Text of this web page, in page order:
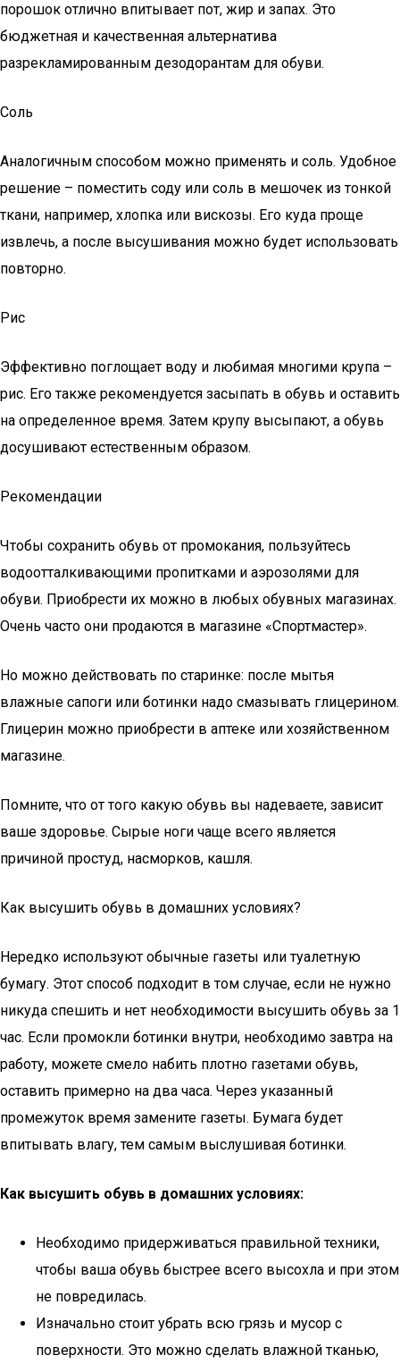
порошок отлично впитывает пот, жир и запах. Это
бюджетная и качественная альтернатива
разрекламированным дезодорантам для обуви.
Соль
Аналогичным способом можно применять и соль. Удобное
решение – поместить соду или соль в мешочек из тонкой
ткани, например, хлопка или вискозы. Его куда проще
извлечь, а после высушивания можно будет использовать
повторно.
Рис
Эффективно поглощает воду и любимая многими крупа –
рис. Его также рекомендуется засыпать в обувь и оставить
на определенное время. Затем крупу высыпают, а обувь
досушивают естественным образом.
Рекомендации
Чтобы сохранить обувь от промокания, пользуйтесь
водоотталкивающими пропитками и аэрозолями для
обуви. Приобрести их можно в любых обувных магазинах.
Очень часто они продаются в магазине «Спортмастер».
Но можно действовать по старинке: после мытья
влажные сапоги или ботинки надо смазывать глицерином.
Глицерин можно приобрести в аптеке или хозяйственном
магазине.
Помните, что от того какую обувь вы надеваете, зависит
ваше здоровье. Сырые ноги чаще всего является
причиной простуд, насморков, кашля.
Как высушить обувь в домашних условиях?
Нередко используют обычные газеты или туалетную
бумагу. Этот способ подходит в том случае, если не нужно
никуда спешить и нет необходимости высушить обувь за 1
час. Если промокли ботинки внутри, необходимо завтра на
работу, можете смело набить плотно газетами обувь,
оставить примерно на два часа. Через указанный
промежуток время замените газеты. Бумага будет
впитывать влагу, тем самым выслушивая ботинки.
Как высушить обувь в домашних условиях:
Необходимо придерживаться правильной техники,
чтобы ваша обувь быстрее всего высохла и при этом
не повредилась.
Изначально стоит убрать всю грязь и мусор с
поверхности. Это можно сделать влажной тканью,